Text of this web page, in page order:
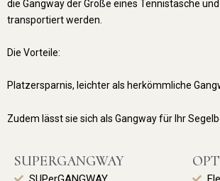
die Gangway der Größe eines Tennistasche
transportiert werden.
Die Vorteile:
Platzersparnis, leichter als herkömmliche
Zudem lässt sie sich als Gangway für Ihr
SUPERGANGWAY